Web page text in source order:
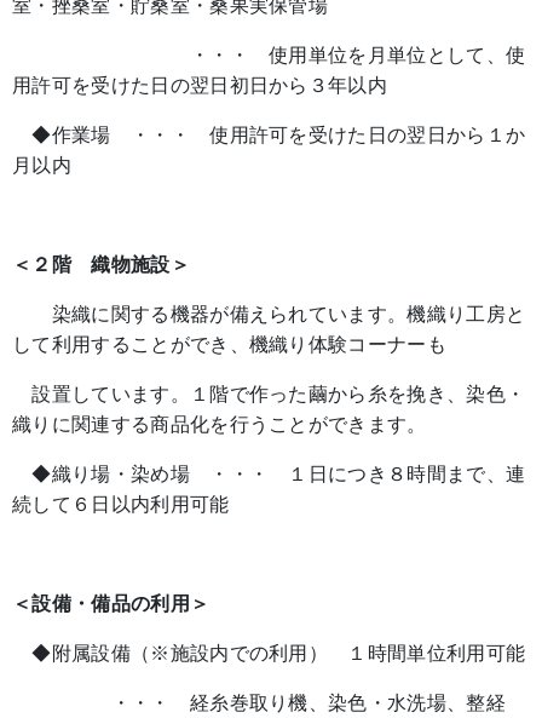
室・挫桑室・貯桑室・桑果実保管場
・・・ 使用単位を月単位として、使
用許可を受けた日の翌日初日から３年以内
◆作業場 ・・・ 使用許可を受けた日の翌日から１か
月以内
＜２階 織物施設＞
染織に関する機器が備えられています。機織り工房と
して利用することができ、機織り体験コーナーも
設置しています。１階で作った繭から糸を挽き、染色・
織りに関連する商品化を行うことができます。
◆織り場・染め場 ・・・ １日につき８時間まで、連
続して６日以内利用可能
＜設備・備品の利用＞
◆附属設備（※施設内での利用） １時間単位利用可能
・・・ 経糸巻取り機、染色・水洗場、整経